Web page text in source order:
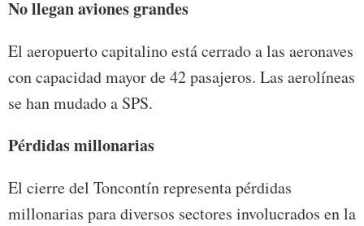
No llegan aviones grandes
El aeropuerto capitalino está cerrado a las aeronaves
con capacidad mayor de 42 pasajeros. Las aerolíneas
se han mudado a SPS.
Pérdidas millonarias
El cierre del Toncontín representa pérdidas
millonarias para diversos sectores involucrados en la